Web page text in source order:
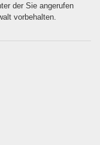
der Sie angerufen
vorbehalten.